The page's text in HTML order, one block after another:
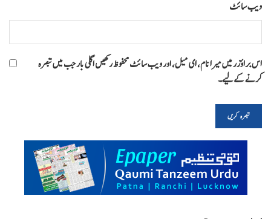
ویب‌ سائٹ
اس براؤزر میں میرا نام، ای میل، اور ویب سائٹ محفوظ رکھیں اگلی بار جب میں تبصرہ
کرنے کےلیے۔